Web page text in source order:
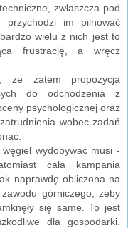
zwłaszcza pod
im pilnować
wielu z nich jest to
frustrację, a wręcz
że zatem propozycja
do odchodzenia z
psychologicznej oraz
wobec zadań
wydobywać musi -
cała kampania
naprawdę obliczona na
górniczego, żeby
się same. To jest
dla gospodarki.